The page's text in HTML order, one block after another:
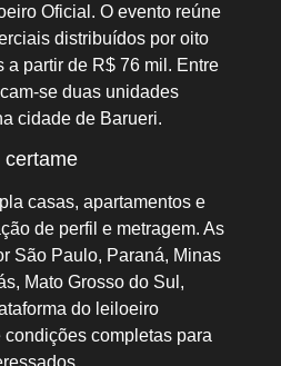
Oficial. O evento reúne
distribuídos por oito
partir de R$ 76 mil. Entre
se duas unidades
cidade de Barueri.
certame
casas, apartamentos e
de perfil e metragem. As
São Paulo, Paraná, Minas
Mato Grosso do Sul,
do leiloeiro
completas para